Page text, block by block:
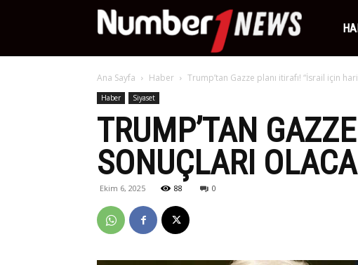
Number1
News
Ana Sayfa Haber Trump’tan Gazze planı itirafı! “İsrail için
Haber Siyaset
TRUMP’TAN
SONUÇLARI
Ekim 6, 2025 88 0